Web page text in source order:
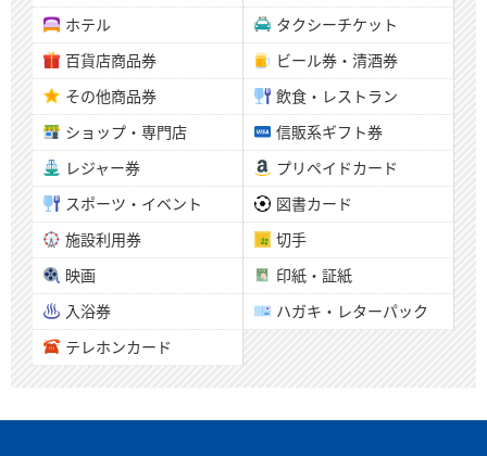
ホテル
タクシーチケット
百貨店商品券
ビール券・清酒券
その他商品券
飲食・レストラン
ショップ・専門店
信販系ギフト券
レジャー券
プリペイドカード
スポーツ・イベント
図書カード
施設利用券
切手
映画
印紙・証紙
入浴券
ハガキ・レターパック
テレホンカード